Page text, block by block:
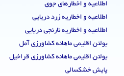
اطلاعیه و اخطارهای جوی
اطلاعیه و اخطاریه زرد دریایی
اطلاعیه و اخطاریه نارنجی دریایی
بولتن اقلیمی ماهانه کشاورزی آمل
بولتن اقلیمی ماهانه کشاورزی قراخیل
پایش خشکسالی